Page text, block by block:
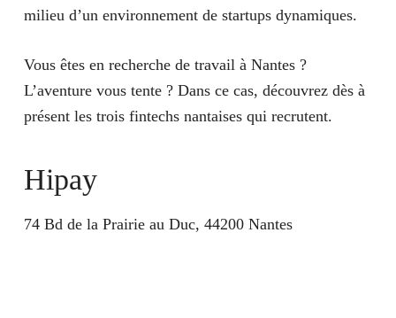
milieu d’un environnement de startups dynamiques.
Vous êtes en recherche de travail à Nantes ?
L’aventure vous tente ? Dans ce cas, découvrez dès à
présent les trois fintechs nantaises qui recrutent.
Hipay
74 Bd de la Prairie au Duc, 44200 Nantes